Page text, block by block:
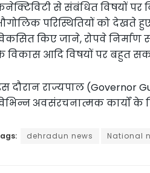
से संबंधित विषयों पर
परिस्थितियों को देखते
किए जाने, रोपवे
विकास आदि विषयों पर बहुत
दौरान राज्यपाल (Governor
अवसंरचनात्मक कार्यों के
dehradun news National